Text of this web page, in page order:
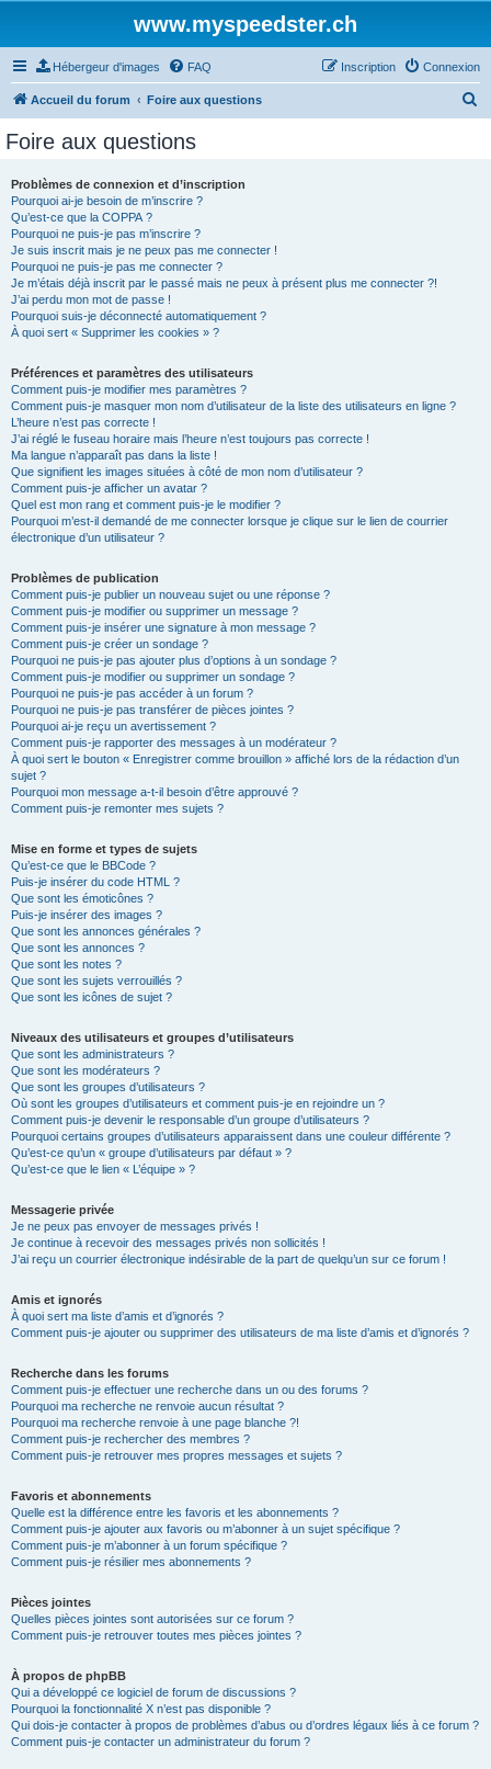
www.myspeedster.ch
Hébergeur d'images FAQ Connexion
Inscription
Accueil du forum Foire aux questions
Foire aux questions
Problèmes de connexion et d’inscription
Pourquoi ai-je besoin de m’inscrire ?
Qu’est-ce que la COPPA ?
Pourquoi ne puis-je pas m’inscrire ?
Je suis inscrit mais je ne peux pas me connecter !
Pourquoi ne puis-je pas me connecter ?
Je m’étais déjà inscrit par le passé mais ne peux à présent plus me connecter ?!
J’ai perdu mon mot de passe !
Pourquoi suis-je déconnecté automatiquement ?
À quoi sert « Supprimer les cookies » ?
Préférences et paramètres des utilisateurs
Comment puis-je modifier mes paramètres ?
Comment puis-je masquer mon nom d’utilisateur de la liste des utilisateurs en ligne ?
L’heure n’est pas correcte !
J’ai réglé le fuseau horaire mais l’heure n’est toujours pas correcte !
Ma langue n’apparaît pas dans la liste !
Que signifient les images situées à côté de mon nom d’utilisateur ?
Comment puis-je afficher un avatar ?
Quel est mon rang et comment puis-je le modifier ?
Pourquoi m’est-il demandé de me connecter lorsque je clique sur le lien de courrier
électronique d’un utilisateur ?
Problèmes de publication
Comment puis-je publier un nouveau sujet ou une réponse ?
Comment puis-je modifier ou supprimer un message ?
Comment puis-je insérer une signature à mon message ?
Comment puis-je créer un sondage ?
Pourquoi ne puis-je pas ajouter plus d’options à un sondage ?
Comment puis-je modifier ou supprimer un sondage ?
Pourquoi ne puis-je pas accéder à un forum ?
Pourquoi ne puis-je pas transférer de pièces jointes ?
Pourquoi ai-je reçu un avertissement ?
Comment puis-je rapporter des messages à un modérateur ?
À quoi sert le bouton « Enregistrer comme brouillon » affiché lors de la rédaction d’un
sujet ?
Pourquoi mon message a-t-il besoin d’être approuvé ?
Comment puis-je remonter mes sujets ?
Mise en forme et types de sujets
Qu’est-ce que le BBCode ?
Puis-je insérer du code HTML ?
Que sont les émoticônes ?
Puis-je insérer des images ?
Que sont les annonces générales ?
Que sont les annonces ?
Que sont les notes ?
Que sont les sujets verrouillés ?
Que sont les icônes de sujet ?
Niveaux des utilisateurs et groupes d’utilisateurs
Que sont les administrateurs ?
Que sont les modérateurs ?
Que sont les groupes d’utilisateurs ?
Où sont les groupes d’utilisateurs et comment puis-je en rejoindre un ?
Comment puis-je devenir le responsable d’un groupe d’utilisateurs ?
Pourquoi certains groupes d’utilisateurs apparaissent dans une couleur différente ?
Qu’est-ce qu’un « groupe d’utilisateurs par défaut » ?
Qu’est-ce que le lien « L’équipe » ?
Messagerie privée
Je ne peux pas envoyer de messages privés !
Je continue à recevoir des messages privés non sollicités !
J’ai reçu un courrier électronique indésirable de la part de quelqu’un sur ce forum !
Amis et ignorés
À quoi sert ma liste d’amis et d’ignorés ?
Comment puis-je ajouter ou supprimer des utilisateurs de ma liste d’amis et d’ignorés ?
Recherche dans les forums
Comment puis-je effectuer une recherche dans un ou des forums ?
Pourquoi ma recherche ne renvoie aucun résultat ?
Pourquoi ma recherche renvoie à une page blanche ?!
Comment puis-je rechercher des membres ?
Comment puis-je retrouver mes propres messages et sujets ?
Favoris et abonnements
Quelle est la différence entre les favoris et les abonnements ?
Comment puis-je ajouter aux favoris ou m’abonner à un sujet spécifique ?
Comment puis-je m’abonner à un forum spécifique ?
Comment puis-je résilier mes abonnements ?
Pièces jointes
Quelles pièces jointes sont autorisées sur ce forum ?
Comment puis-je retrouver toutes mes pièces jointes ?
À propos de phpBB
Qui a développé ce logiciel de forum de discussions ?
Pourquoi la fonctionnalité X n’est pas disponible ?
Qui dois-je contacter à propos de problèmes d’abus ou d’ordres légaux liés à ce forum ?
Comment puis-je contacter un administrateur du forum ?